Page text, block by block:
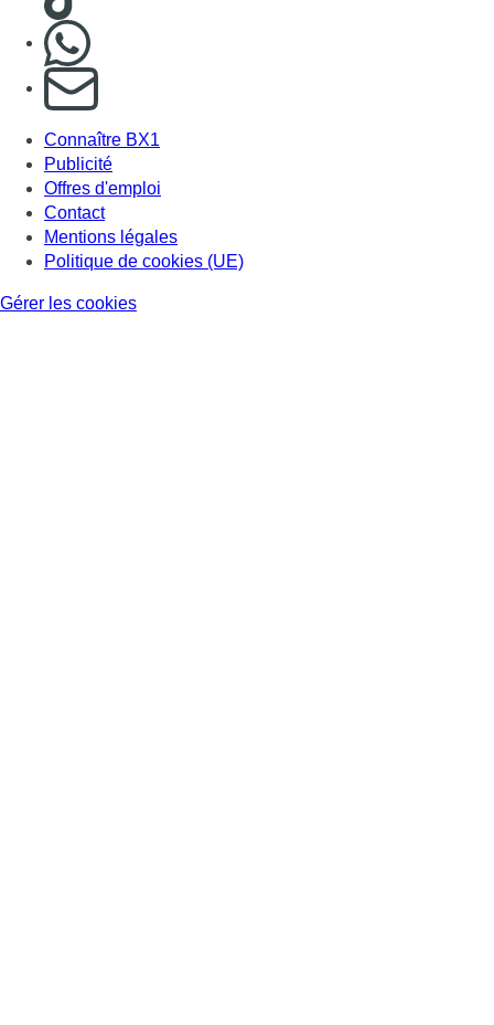
S'abonner à notre newsletter
Connaître BX1
Publicité
Offres d'emploi
Contact
Mentions légales
Politique de cookies (UE)
Gérer les cookies